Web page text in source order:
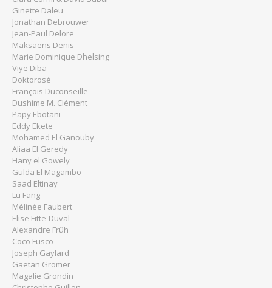
Ginette Daleu
Jonathan Debrouwer
Jean-Paul Delore
Maksaens Denis
Marie Dominique Dhelsing
Viye Diba
Doktorosé
François Duconseille
Dushime M. Clément
Papy Ebotani
Eddy Ekete
Mohamed El Ganouby
Aliaa El Geredy
Hany el Gowely
Gulda El Magambo
Saad Eltinay
Lu Fang
Mélinée Faubert
Elise Fitte-Duval
Alexandre Früh
Coco Fusco
Joseph Gaylard
Gaëtan Gromer
Magalie Grondin